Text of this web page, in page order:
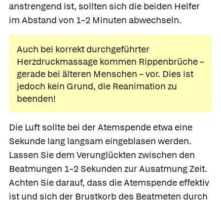
anstrengend ist, sollten sich die beiden Helfer
im Abstand von 1–2 Minuten abwechseln.
Auch bei korrekt durchgeführter
Herzdruckmassage kommen Rippenbrüche –
gerade bei älteren Menschen – vor. Dies ist
jedoch kein Grund, die Reanimation zu
beenden!
Die Luft sollte bei derAtemspende etwa eine
Sekunde lang langsam eingeblasen werden.
Lassen Sie dem Verunglückten zwischen den
Beatmungen 1–2 Sekunden zur Ausatmung Zeit.
Achten Sie darauf, dass die Atemspende effektiv
ist und sich der Brustkorb des Beatmeten durch